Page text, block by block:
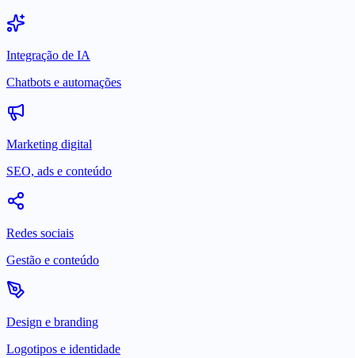
Integração de IA
Chatbots e automações
Marketing digital
SEO, ads e conteúdo
Redes sociais
Gestão e conteúdo
Design e branding
Logotipos e identidade